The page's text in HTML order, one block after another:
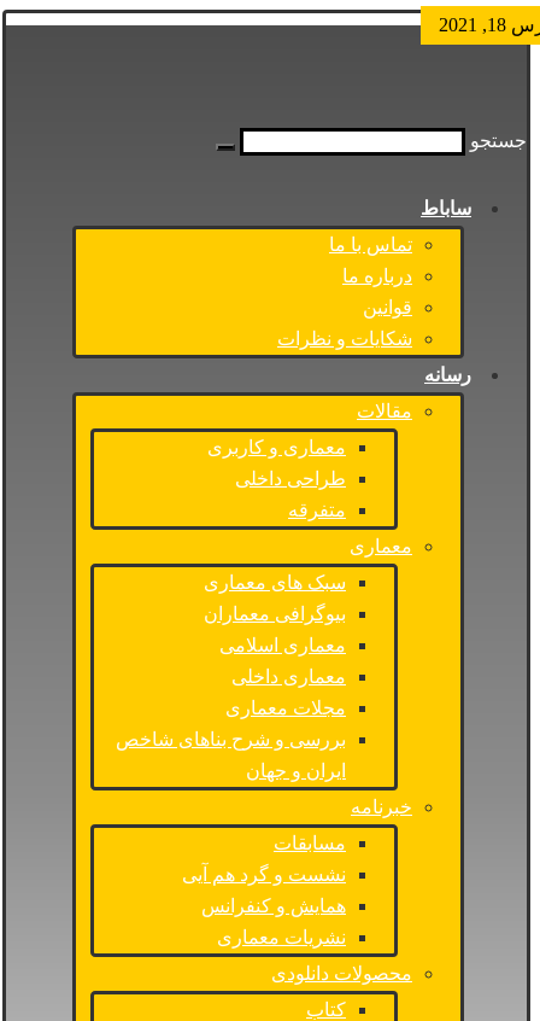
جستجو
ساباط
تماس با ما
درباره ما
قوانین
شکایات و نظرات
رسانه
مقالات
معماری و کاربری
طراحی داخلی
متفرقه
معماری
سبک های معماری
بیوگرافی معماران
معماری اسلامی
معماری داخلی
مجلات معماری
بررسی و شرح بناهای شاخص
ایران و جهان
خبرنامه
مسابقات
نشست و گرد هم آیی
همایش و کنفرانس
نشریات معماری
محصولات دانلودی
کتاب
20212021
2021
2021